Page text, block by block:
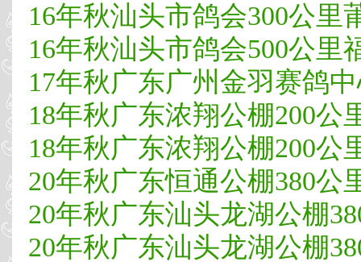
16年秋汕头市鸽会300公里
16年秋汕头市鸽会500公里
17年秋广东广州金羽赛鸽
18年秋广东浓翔公棚200公
18年秋广东浓翔公棚200公
20年秋广东恒通公棚380公
20年秋广东汕头龙湖公棚
20年秋广东汕头龙湖公棚